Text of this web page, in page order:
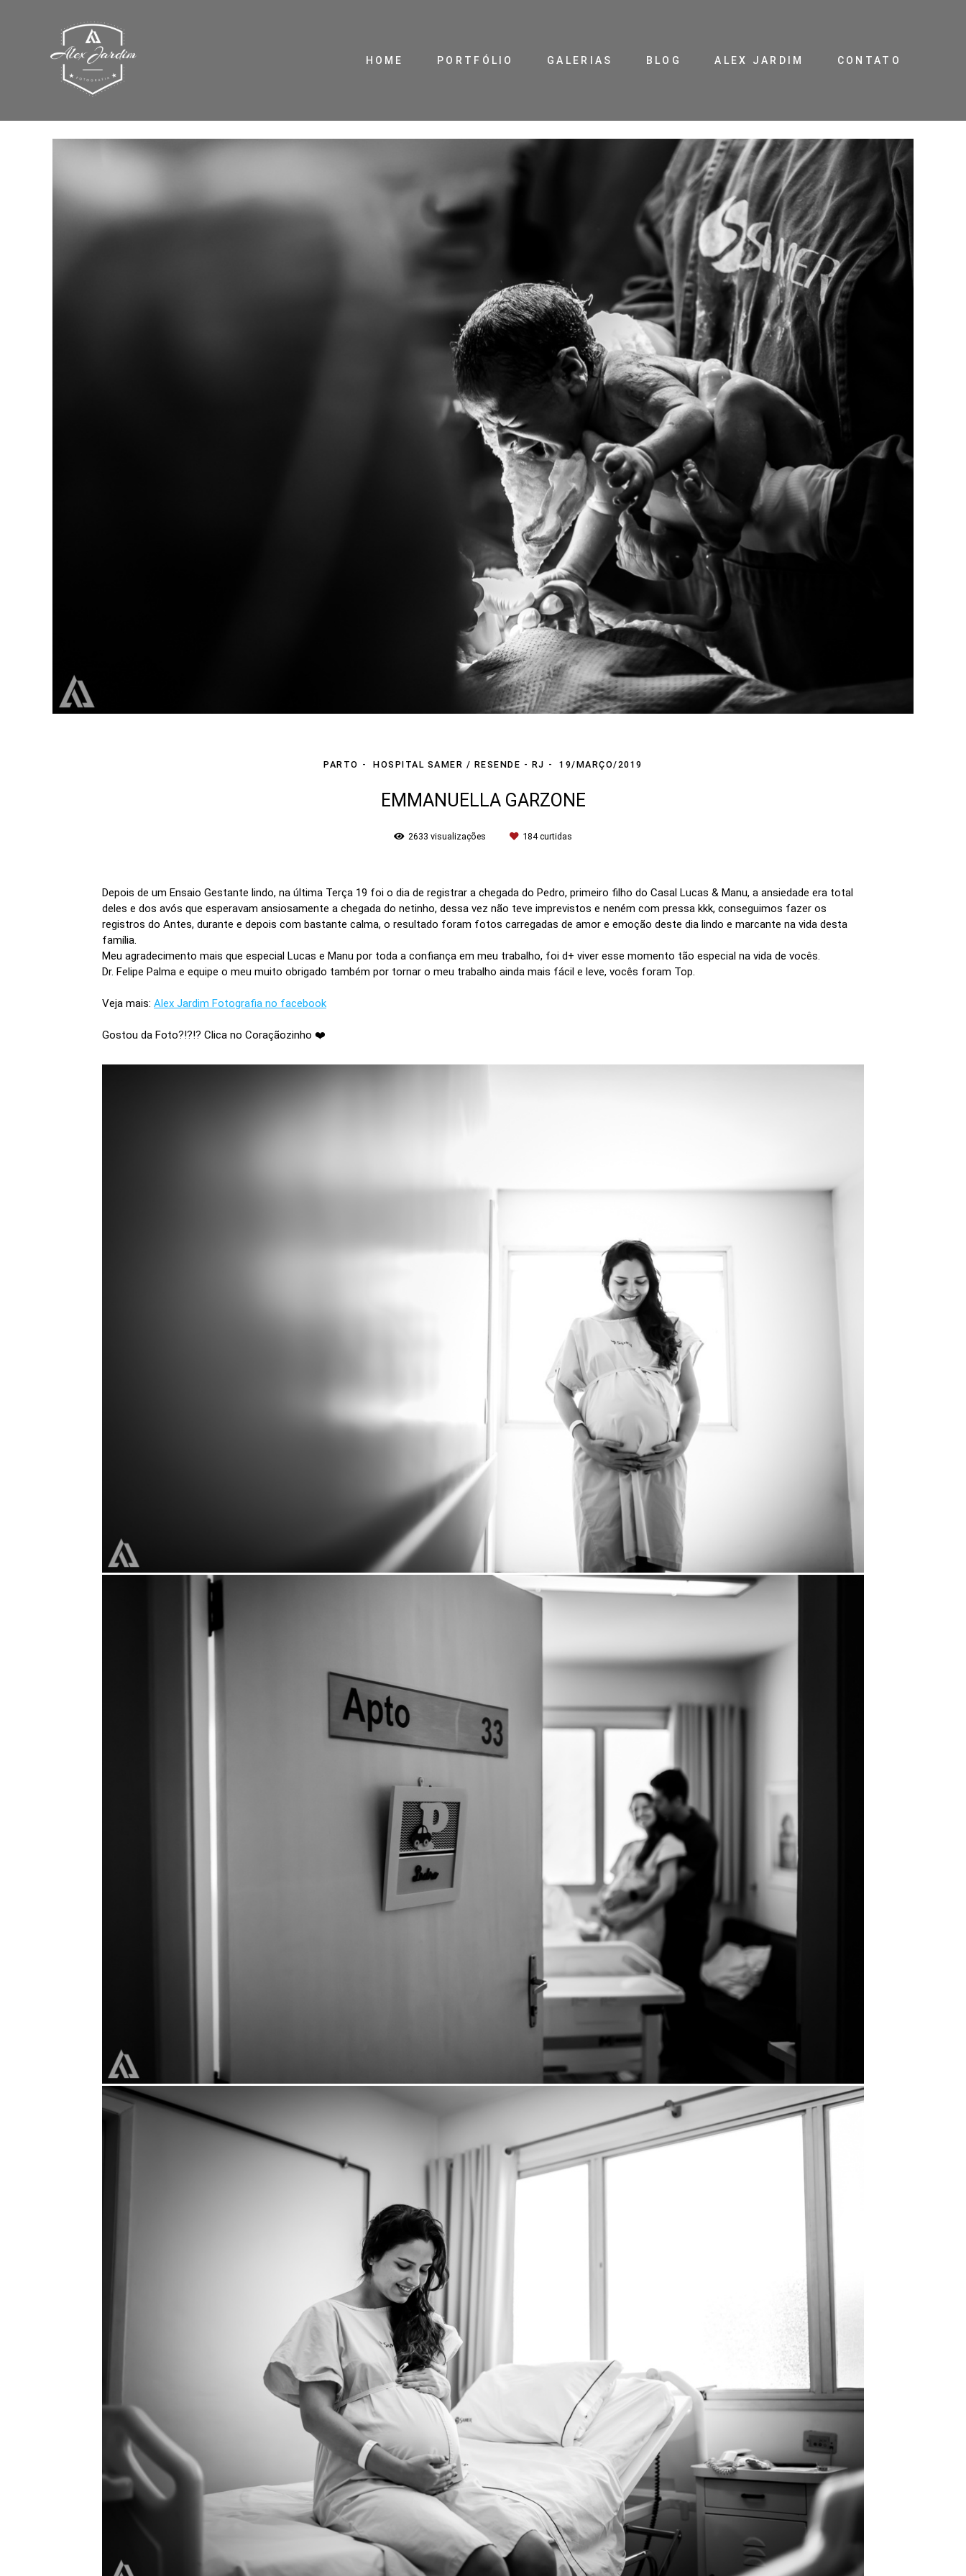
HOME PORTFÓLIO GALERIAS BLOG ALEX JARDIM CONTATO
PARTO HOSPITAL SAMER / RESENDE - RJ 19/MARÇO/2019
EMMANUELLA GARZONE
2633 visualizações 184curtidas
Depois de um Ensaio Gestante lindo, na última Terça 19 foi o dia de registrar a chegada do Pedro, primeiro filho do Casal Lucas & Manu, a ansiedade era total
deles e dos avós que esperavam ansiosamente a chegada do netinho, dessa vez não teve imprevistos e neném com pressa kkk, conseguimos fazer os
registros do Antes, durante e depois com bastante calma, o resultado foram fotos carregadas de amor e emoção deste dia lindo e marcante na vida desta
família.
Meu agradecimento mais que especial Lucas e Manu por toda a confiança em meu trabalho, foi d+ viver esse momento tão especial na vida de vocês.
Dr. Felipe Palma e equipe o meu muito obrigado também por tornar o meu trabalho ainda mais fácil e leve, vocês foram Top.
Veja mais: Alex Jardim Fotografia no facebook
Gostou da Foto?!?!? Clica no Coraçãozinho ❤️